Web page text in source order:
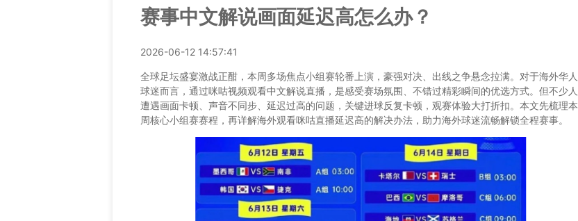
赛事中文解说画面延迟高怎么办？
2026-06-12 14:57:41
全球足坛盛宴激战正酣，本周多场焦点小组赛轮番上演，豪强对决、出线之争悬念拉满。对于海外华人
球迷而言，通过咪咕视频观看中文解说直播，是感受赛场氛围、不错过精彩瞬间的优选方式。但不少人
遭遇画面卡顿、声音不同步、延迟过高的问题，关键进球反复卡顿，观赛体验大打折扣。本文先梳理本
周核心小组赛赛程，再详解海外观看咪咕直播延迟高的解决办法，助力海外球迷流畅解锁全程赛事。